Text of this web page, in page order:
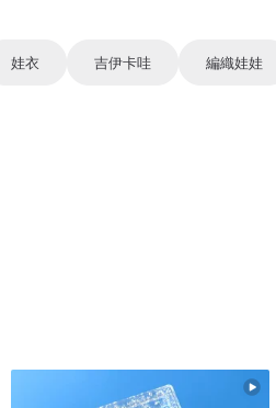
娃衣 吉伊卡哇 編織娃娃